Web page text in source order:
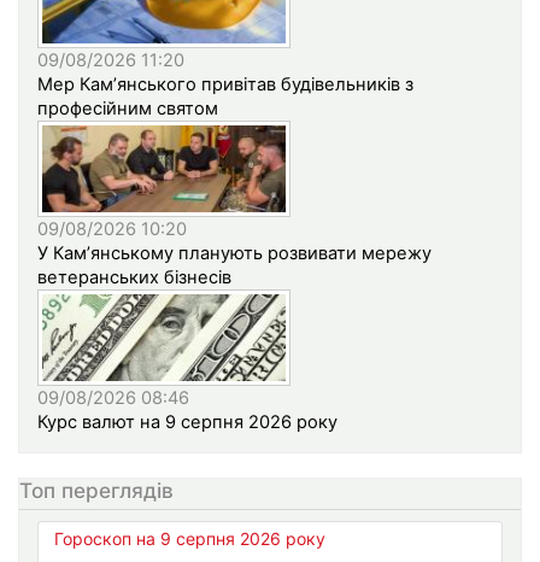
09/08/2026 11:20
Мер Кам’янського привітав будівельників з
професійним святом
09/08/2026 10:20
У Кам’янському планують розвивати мережу
ветеранських бізнесів
09/08/2026 08:46
Курс валют на 9 серпня 2026 року
Топ переглядів
Гороскоп на 9 серпня 2026 року